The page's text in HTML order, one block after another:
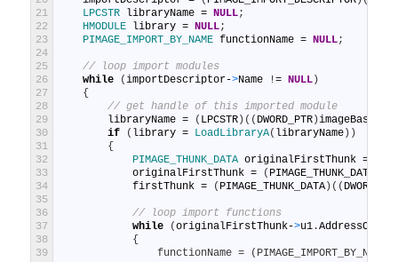
21
22
23
24
25
26
27
28
29
30
31
32
33
34
35
36
37
38
39
LPCSTR
libraryName = NULL;
HMODULE
library = NULL;
PIMAGE_IMPORT_BY_NAME functionName = NULL;
// loop import modules
while
(importDescriptor->Name != NULL )
{
// get handle of this imported module
libraryName = ( LPCSTR ) ( ( DWORD_PTR )imageBase
if
( library = LoadLibraryA( libraryName ) )
{
PIMAGE_THUNK_DATA originalFirstThunk =
originalFirstThunk = ( PIMAGE_THUNK_DATA
firstThunk = ( PIMAGE_THUNK_DATA ) ( (
// loop import functions
while
(originalFirstThunk->u1 .
{
functionName =